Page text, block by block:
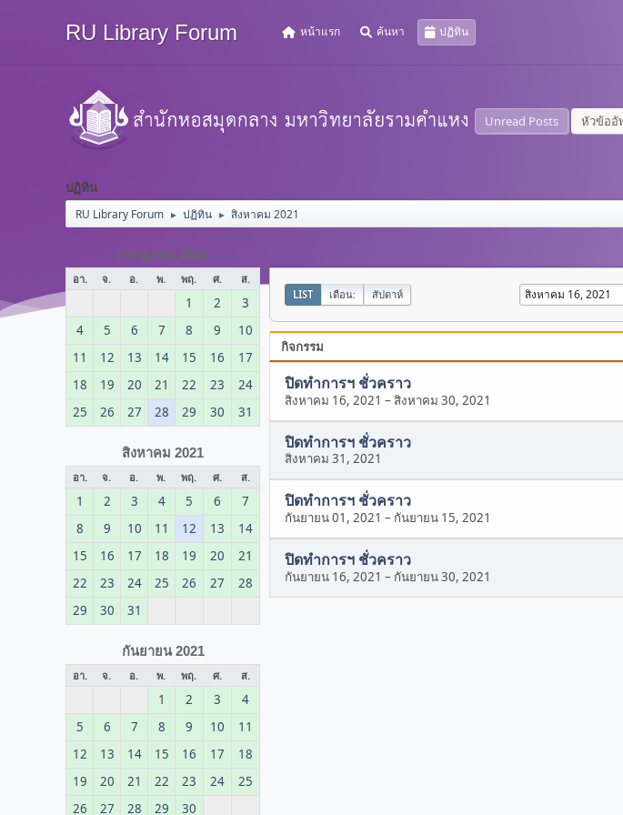
RU Library Forum หน้าแรก ค้นหา ปฏิทิน
Unread Posts หัวข้ออั
ปฏิทิน
RU Library Forum ► ปฏิทิน ► สิงหาคม 2021
กรกฎาคม 2021
อา. จ. อ. พ. พฤ. ศ. ส.
1 2
3
4
5 6 7 8 9
10
11
12 13 14 15 16
17
18
19 20 21 22 23
24
25
26 27 28 29 30 31
สิงหาคม 2021
อา. จ. อ. พ. พฤ. ศ. ส.
1 2 3 4 5 6
7
8
9 10 11 12 13
14
15
16 17 18 19 20
21
22
23 24 25 26 27
28
29
30 31
กันยายน 2021
อา. จ. อ. พ. พฤ. ศ. ส.
1 2 3
4
5
6 7 8 9 10
11
12
13 14 15 16 17
18
19
20 21 22 23 24
25
26
27 28 29 30
LIST เดือน: สัปดาห์
กิจกรรม
ปิดทำการฯ ชั่วคราว
สิงหาคม 16, 2021 – สิงหาคม 30, 2021
ปิดทำการฯ ชั่วคราว
สิงหาคม 31, 2021
ปิดทำการฯ ชั่วคราว
กันยายน 01, 2021 – กันยายน 15, 2021
ปิดทำการฯ ชั่วคราว
กันยายน 16, 2021 – กันยายน 30, 2021